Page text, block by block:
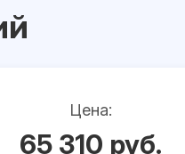
Цена:
65 310 руб.